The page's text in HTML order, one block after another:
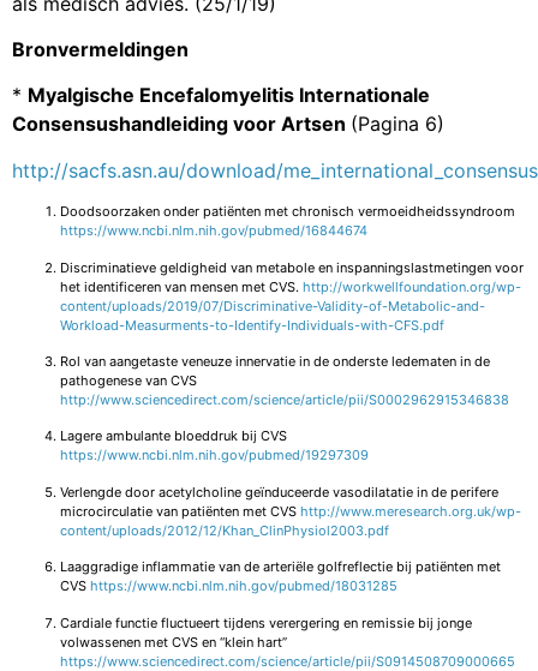
Bronvermeldingen
* Myalgische Encefalomyelitis Internationale
Consensushandleiding voor Artsen (Pagina 6)
http://sacfs.asn.au/download/
Doodsoorzaken onder patiënten met chronisch vermoeidheidssyndroom
https://www.ncbi.nlm.nih.gov/pubmed/16844674
Discriminatieve geldigheid van metabole en inspanningslastmetingen voor
het identificeren van mensen met CVS. http://workwellfoundation.org/wp-
content/uploads/2019/07/Discriminative-Validity-of-Metabolic-and-
Workload-Measurments-to-Identify-Individuals-with-CFS.pdf
Rol van aangetaste veneuze innervatie in de onderste ledematen in de
pathogenese van CVS
http://www.sciencedirect.com/science/article/pii/S0002962915346838
Lagere ambulante bloeddruk bij CVS
https://www.ncbi.nlm.nih.gov/pubmed/19297309
Verlengde door acetylcholine geïnduceerde vasodilatatie in de perifere
microcirculatie van patiënten met CVS http://www.meresearch.org.uk/wp-
content/uploads/2012/12/Khan_ClinPhysiol2003.pdf
Laaggradige inflammatie van de arteriële golfreflectie bij patiënten met
CVS https://www.ncbi.nlm.nih.gov/pubmed/18031285
Cardiale functie fluctueert tijdens verergering en remissie bij jonge
volwassenen met CVS en “klein hart”
https://www.sciencedirect.com/science/article/pii/S0914508709000665